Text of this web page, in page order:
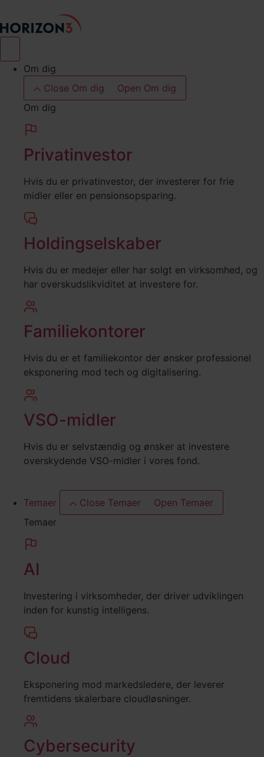
til
indhold
Om dig
Close Om dig
Open Om dig
Om dig
Privatinvestor
Hvis du er privatinvestor, der investerer for frie
midler eller en pensionsopsparing.
Holdingselskaber
Hvis du er medejer eller har solgt en virksomhed, og
har overskudslikviditet at investere for.
Familiekontorer
Hvis du er et familiekontor der ønsker professionel
eksponering mod tech og digitalisering.
VSO-midler
Hvis du er selvstændig og ønsker at investere
overskydende VSO-midler i vores fond.
Temaer Close Temaer
Open Temaer
Temaer
AI
Investering i virksomheder, der driver udviklingen
inden for kunstig intelligens.
Cloud
Eksponering mod markedsledere, der leverer
fremtidens skalerbare cloudløsninger.
Cybersecurity